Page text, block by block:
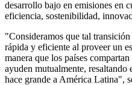
desarrollo bajo en emisiones en
eficiencia, sostenibilidad,
"Consideramos que tal
rápida y eficiente al proveer un
manera que los países
ayuden mutualmente, resaltando
hace grande a América Latina",